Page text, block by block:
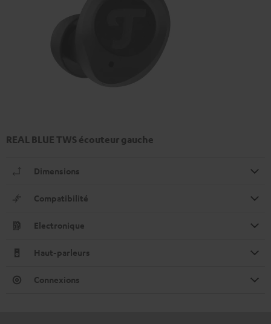
REAL BLUE TWS écouteur gauche
Dimensions
Compatibilité
Electronique
Haut-parleurs
Connexions